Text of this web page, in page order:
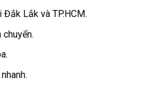
Lắk và TP.HCM.